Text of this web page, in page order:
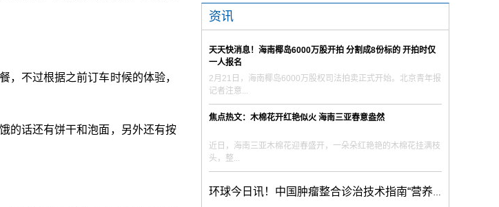
，不过根据之前订车时候的体验，
的话还有饼干和泡面，另外还有按
资讯
天天快消息！海南椰岛6000万股开拍 分割成8份标的 开拍时仅
一人报名
2月21日，海南椰岛6000万股权司法拍卖正式开始。北京青年报
记者注意...
焦点热文：木棉花开红艳似火 海南三亚春意盎然
近日，海南三亚木棉花迎春盛开，一朵朵红艳艳的木棉花挂满枝
头，整...
环球今日讯！中国肿瘤整合诊治技术指南“营养疗法”“心理疗法”在海口公开巡讲